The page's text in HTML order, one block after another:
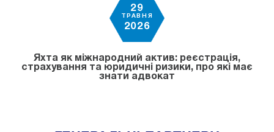
29
ТРАВНЯ
2026
Яхта як міжнародний актив: реєстрація,
страхування та юридичні ризики, про які має
знати адвокат